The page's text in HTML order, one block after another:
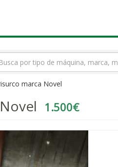
marca Novel
1.500€